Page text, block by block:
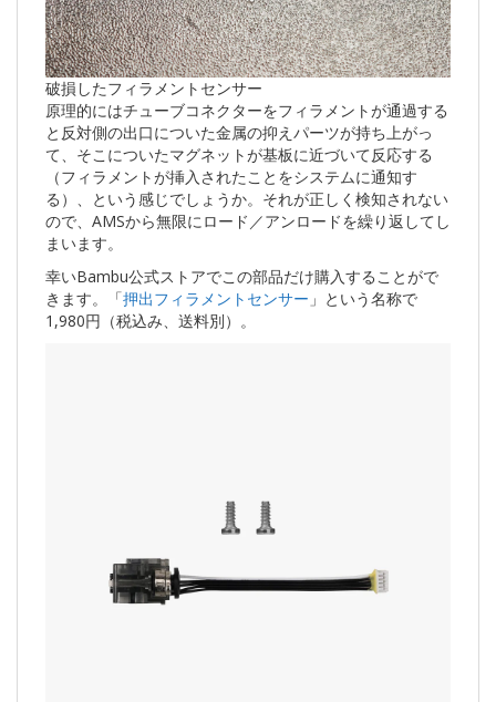
破損したフィラメントセンサー
原理的にはチューブコネクターをフィラメントが通過する
と反対側の出口についた金属の抑えパーツが持ち上がっ
て、そこについたマグネットが基板に近づいて反応する
（フィラメントが挿入されたことをシステムに通知す
る）、という感じでしょうか。それが正しく検知されない
ので、AMSから無限にロード／アンロードを繰り返してし
まいます。
幸いBambu公式ストアでこの部品だけ購入することがで
きます。「押出フィラメントセンサー 」という名称で
1,980円（税込み、送料別）。